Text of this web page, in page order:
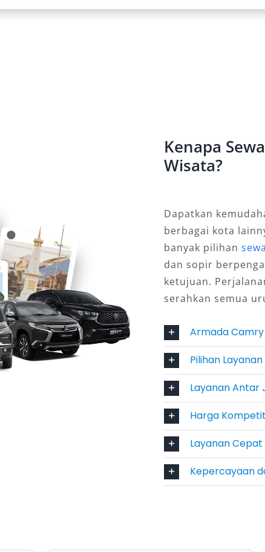
seperti Camry memberikan kesan
pelaku bisnis dan profesional.
dan Perjalanan Jauh
Depok yang sesuai kebutuhan, mulai
bulanan. Layanan ini sangat
tamu bisnis yang membutuhkan
Terdekat
Salsa Wisata menghadirkan layanan
Bandara dan Stasiun, dengan
jarak jauh untuk pemesanan.
Kenapa
Wisata?
Dapatkan
berbagai kota
banyak pilihan
dan sopir
ketujuan.
serahkan semua
Armada
Pilihan
Layanan Antar
Harga
Layanan
Kepercayaan